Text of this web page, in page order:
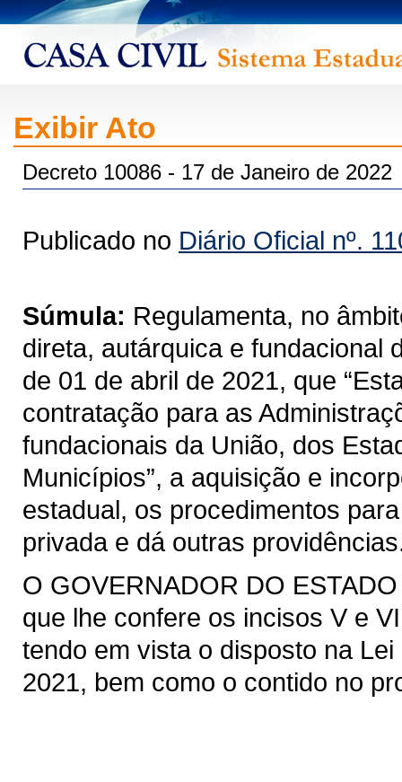
Exibir Ato
Decreto 10086 - 17 de Janeiro de 2022
Publicado no Diário Oficial nº.
Súmula: Regulamenta, no
direta, autárquica e fundacional
de 01 de abril de 2021, que
contratação para as
fundacionais da União, dos
Municípios”, a aquisição e
estadual, os procedimentos
privada e dá outras
O GOVERNADOR DO
que lhe confere os incisos V e
tendo em vista o disposto na
2021, bem como o contido no